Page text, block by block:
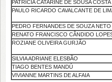
PATRÍCIA CATARINE DE SOUSA COSTA
PAULO RICARDO CAVALCANTE DE
PEDRO FERNANDES DE SOUZA NETO
RENATO FRANCISCO CÂNDIDO
ROZIANE OLIVEIRA GURJÃO
SILVIA ADRIANE ELESBÃO
TIAGO BENTES MANDÚ
VIVIANNE MARTINS DE ALFAIA